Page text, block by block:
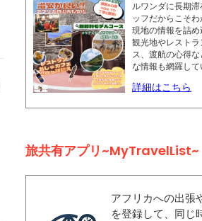
ルワンダに長期
ッフだからこそ
現地の情報を詰め
観光地やレスト
ス、渡航の心得
な情報も網羅して
詳細はこちら
旅共有アプリ~MyTravelList~
アフリカへの出張
を登録して、同じ